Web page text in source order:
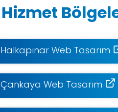
Hizmet
Halkapınar Web Tasarım
Çankaya Web Tasarım